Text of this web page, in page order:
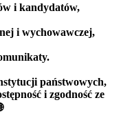
i kandydatów,
i wychowawczej,
państwowych,
i zgodność ze